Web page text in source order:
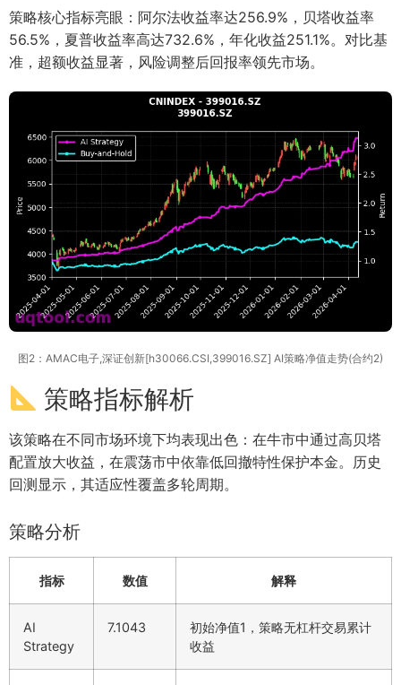
策略核心指标亮眼：阿尔法收益率达256.9%，贝塔收益率
56.5%，夏普收益率高达732.6%，年化收益251.1%。对比基
准，超额收益显著，风险调整后回报率领先市场。
图2：AMAC电子,深证创新[h30066.CSI,399016.SZ] AI策略净值走势(合约2)
策略指标解析
该策略在不同市场环境下均表现出色：在牛市中通过高贝塔
配置放大收益，在震荡市中依靠低回撤特性保护本金。历史
回测显示，其适应性覆盖多轮周期。
策略分析
指标 数值 解释
AI
Strategy
7.1043
初始净值1，策略无杠杆交易累计
收益